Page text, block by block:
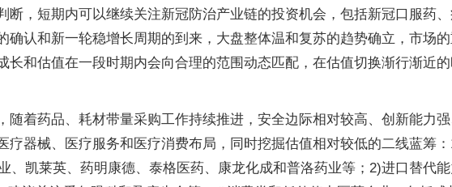
断，短期内可以继续关注新冠防治产业链的投资机会，包括新冠口服药
认和新一轮稳增长周期的到来，大盘整体温和复苏的趋势确立，市场
和估值在一段时期内会向合理的范围动态匹配，在估值切换渐行渐近
着药品、耗材带量采购工作持续推进，安全边际相对较高、创新能力
器械、医疗服务和医疗消费布局，同时挖掘估值相对较低的二线蓝筹
、凯莱英、药明康德、泰格医药、康龙化成和普洛药业等；2)进口替代